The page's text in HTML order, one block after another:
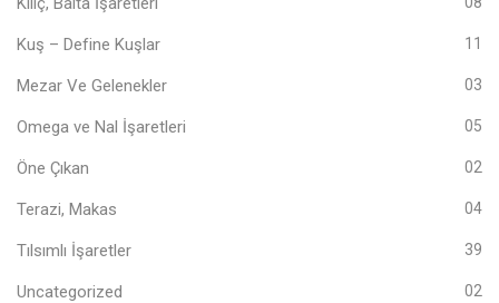
Kuş – Define Kuşlar 11
Mezar Ve Gelenekler 03
Omega ve Nal İşaretleri 05
Öne Çıkan 02
Terazi, Makas 04
Tılsımlı İşaretler 39
Uncategorized 02